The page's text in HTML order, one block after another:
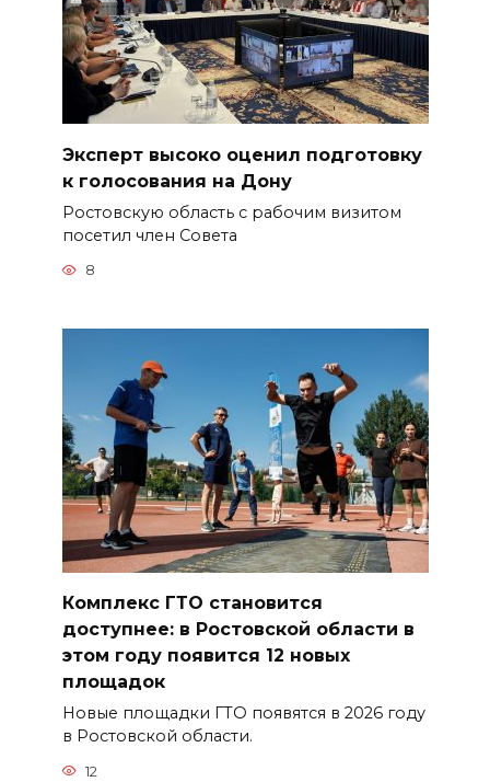
Эксперт высоко оценил подготовку
к голосования на Дону
Ростовскую область с рабочим визитом
посетил член Совета
8
Комплекс ГТО становится
доступнее: в Ростовской области в
этом году появится 12 новых
площадок
Новые площадки ГТО появятся в 2026 году
в Ростовской области.
12